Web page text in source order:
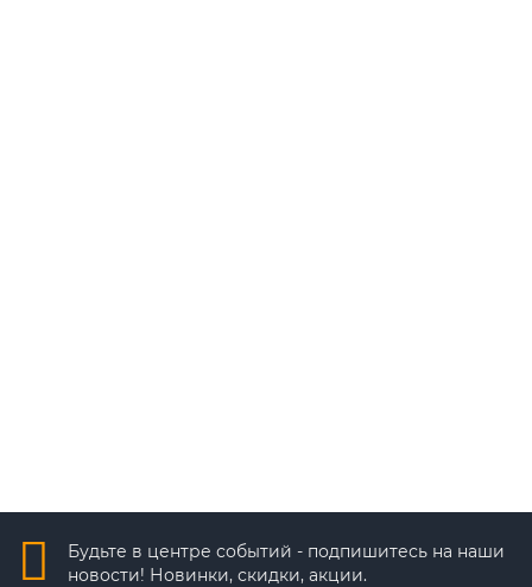
Будьте в центре событий - подпишитесь на наши
новости! Новинки, скидки, акции.